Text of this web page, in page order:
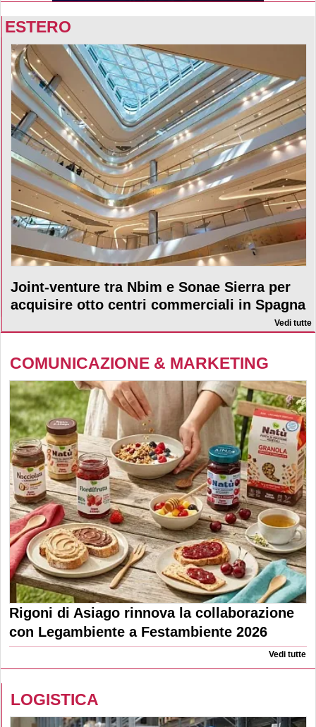
ESTERO
Joint-venture tra Nbim e Sonae Sierra per
acquisire otto centri commerciali in Spagna
Vedi tutte
COMUNICAZIONE & MARKETING
Rigoni di Asiago rinnova la collaborazione
con Legambiente a Festambiente 2026
Vedi tutte
LOGISTICA